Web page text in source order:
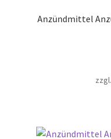
Anzündmittel
zzgl.